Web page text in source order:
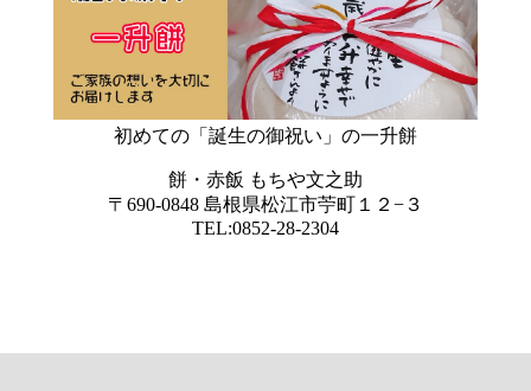
初めての「誕生の御祝い」の一升餅
餅・赤飯 もちや文之助
〒690-0848 島根県松江市苧町１２−３
TEL:0852-28-2304